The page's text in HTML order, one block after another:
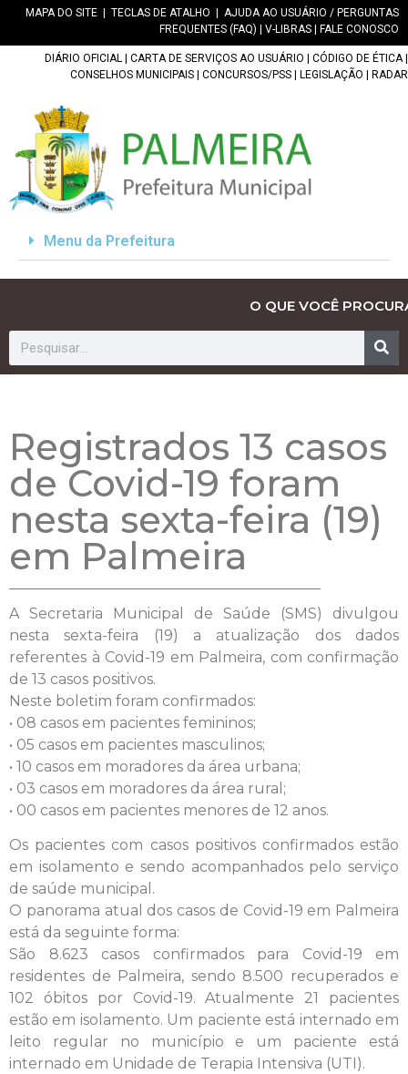
MAPA DO SITE TECLAS DE ATALHO
AJUDA AO USUÁRIO / PERGUNTAS
FREQUENTES (FAQ)
V-LIBRAS FALE CONOSCO
DIÁRIO OFICIAL CARTA DE SERVIÇOS AO USUÁRIO CÓDIGO DE ÉTICA|
CONSELHOS MUNICIPAIS
CONCURSOS/PSS LEGISLAÇÃO RADAR
Menu da Prefeitura
O QUE VOCÊ
Registrados 13 casos
de Covid-19 foram
nesta sexta-feira (19)
em Palmeira
A Secretaria Municipal de Saúde (SMS) divulgou
nesta sexta-feira (19) a atualização dos dados
referentes à Covid-19 em Palmeira, com confirmação
de 13 casos positivos.
Neste boletim foram confirmados:
• 08 casos em pacientes femininos;
• 05 casos em pacientes masculinos;
• 10 casos em moradores da área urbana;
• 03 casos em moradores da área rural;
• 00 casos em pacientes menores de 12 anos.
Os pacientes com casos positivos confirmados estão
em isolamento e sendo acompanhados pelo serviço
de saúde municipal.
O panorama atual dos casos de Covid-19 em Palmeira
está da seguinte forma:
São 8.623 casos confirmados para Covid-19 em
residentes de Palmeira, sendo 8.500 recuperados e
102 óbitos por Covid-19. Atualmente 21 pacientes
estão em isolamento. Um paciente está internado em
leito regular no município e um paciente está
internado em Unidade de Terapia Intensiva (UTI).